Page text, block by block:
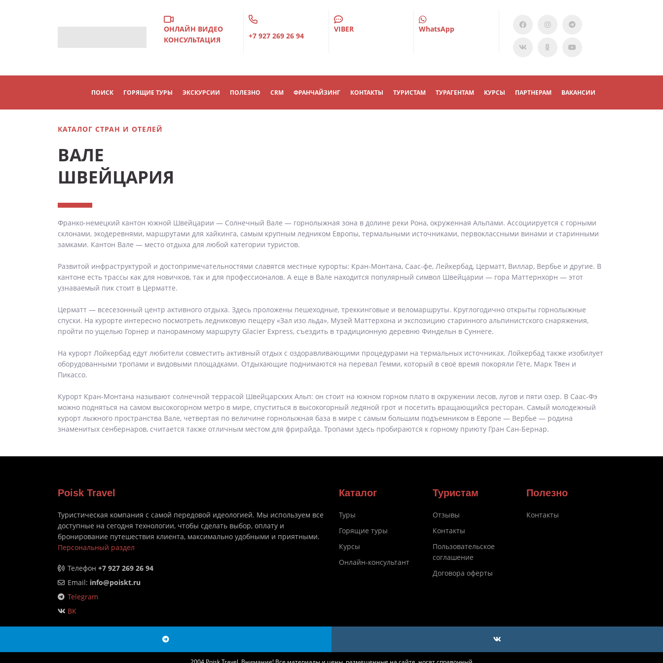
ОНЛАЙН ВИДЕО
КОНСУЛЬТАЦИЯ
+7 927 269 26 94
VIBER WhatsApp
ПОИСК ГОРЯЩИЕ ТУРЫ ЭКСКУРСИИ ПОЛЕЗНО CRM ФРАНЧАЙЗИНГ КОНТАКТЫ ТУРИСТАМ ТУРАГЕНТАМ КУРСЫ ПАРТНЕРАМ ВАКАНСИИ
КАТАЛОГ СТРАН И ОТЕЛЕЙ
ВАЛЕ
ШВЕЙЦАРИЯ
Франко-немецкий кантон южной Швейцарии — Солнечный Вале — горнолыжная зона в долине реки Рона, окруженная Альпами. Ассоциируется с горными
склонами, экодеревнями, маршрутами для хайкинга, самым крупным ледником Европы, термальными источниками, первоклассными винами и старинными
замками. Кантон Вале — место отдыха для любой категории туристов.
Развитой инфраструктурой и достопримечательностями славятся местные курорты: Кран-Монтана, Саас-фе, Лейкербад, Церматт, Виллар, Вербье и другие. В
кантоне есть трассы как для новичков, так и для профессионалов. А еще в Вале находится популярный символ Швейцарии — гора Маттернхорн — этот
узнаваемый пик стоит в Церматте.
Церматт — всесезонный центр активного отдыха. Здесь проложены пешеходные, треккинговые и веломаршруты. Круглогодично открыты горнолыжные
спуски. На курорте интересно посмотреть ледниковую пещеру «Зал изо льда», Музей Маттерхона и экспозицию старинного альпинистского снаряжения,
пройти по ущелью Горнер и панорамному маршруту Glacier Express, съездить в традиционную деревню Финдельн в Суннеге.
На курорт Лойкербад едут любители совместить активный отдых с оздоравливающими процедурами на термальных источниках. Лойкербад также изобилует
оборудованными тропами и видовыми площадками. Отдыхающие поднимаются на перевал Гемми, который в своё время покоряли Гёте, Марк Твен и
Пикассо.
Курорт Кран-Монтана называют солнечной террасой Швейцарских Альп: он стоит на южном горном плато в окружении лесов, лугов и пяти озер. В Саас-Фэ
можно подняться на самом высокогорном метро в мире, спуститься в высокогорный ледяной грот и посетить вращающийся ресторан. Самый молодежный
курорт лыжного пространства Вале, четвертая по величине горнолыжная база в мире с самым большим подъемником в Европе — Вербье — родина
знаменитых сенбернаров, считается также отличным местом для фрирайда. Тропами здесь пробираются к горному приюту Гран Сан-Бернар.
Poisk Travel
Туристическая компания с самой передовой идеологией. Мы используем все
доступные на сегодня технологии, чтобы сделать выбор, оплату и
бронирование путешествия клиента, максимально удобными и приятными.
Персональный раздел
Телефон +7 927 269 26 94
Email: info@poiskt.ru
Telegram
ВК
Каталог
Туры
Горящие туры
Курсы
Онлайн-консультант
Туристам
Отзывы
Контакты
Пользовательское
соглашение
Договора оферты
Полезно
Контакты